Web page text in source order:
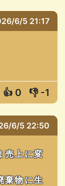
6/5 21:17
👍 0 👎 -1
6/5 22:50
売上に変
棄物に生